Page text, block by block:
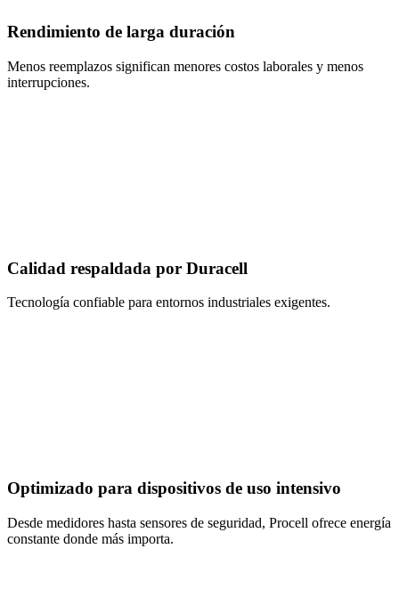
Rendimiento de larga duración
Menos reemplazos significan menores costos laborales y menos
interrupciones.
Calidad respaldada por Duracell
Tecnología confiable para entornos industriales exigentes.
Optimizado para dispositivos de uso intensivo
Desde medidores hasta sensores de seguridad, Procell ofrece energía
constante donde más importa.